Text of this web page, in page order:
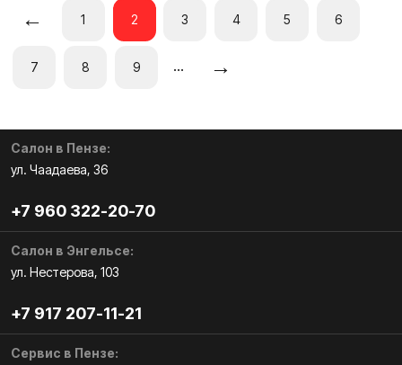
← 1 2 3 4 5 6
7 8 9 … →
Салон в Пензе:
ул. Чаадаева, 36
+7 960 322-20-70
Салон в Энгельсе:
ул. Нестерова, 103
+7 917 207-11-21
Сервис в Пензе: